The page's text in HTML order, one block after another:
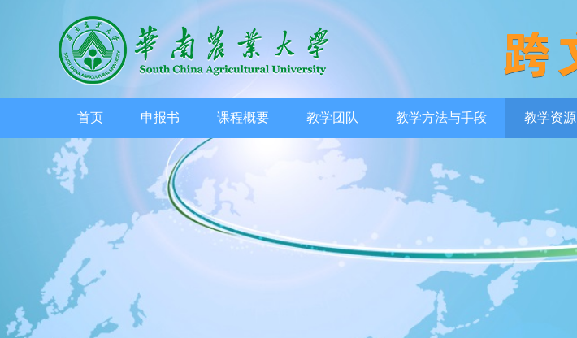
首页 申报书 课程概要 教学团队 教学方法与手段 教学资源